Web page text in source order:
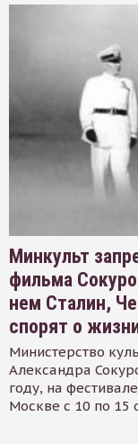
Минкульт
фильма
нем Сталин,
спорят о
Министерство
Александра
году, на
Москве с 10 по 15